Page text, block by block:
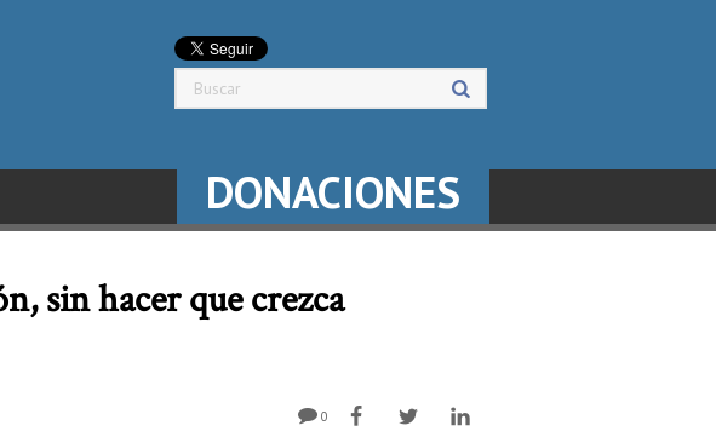
DONACIONES
sin hacer que crezca
0